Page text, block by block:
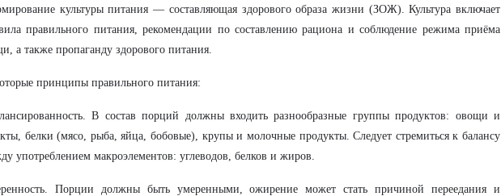
культуры питания — составляющая здорового образа жизни (ЗОЖ). Культура включает
правильного питания, рекомендации по составлению рациона и соблюдение режима приёма
а также пропаганду здорового питания.
принципы правильного питания:
В состав порций должны входить разнообразные группы продуктов: овощи и
белки (мясо, рыба, яйца, бобовые), крупы и молочные продукты. Следует стремиться к балансу
употреблением макроэлементов: углеводов, белков и жиров.
Порции должны быть умеренными, ожирение может стать причиной переедания и